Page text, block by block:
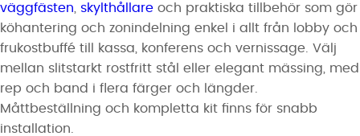
väggfästen
skylthållare och praktiska tillbehör som gör
köhantering och zonindelning enkel i allt från lobby och
frukostbuffé till kassa, konferens och vernissage. Välj
mellan slitstarkt rostfritt stål eller elegant mässing, med
rep och band i flera färger och längder.
Måttbeställning och kompletta kit finns för snabb
installation.